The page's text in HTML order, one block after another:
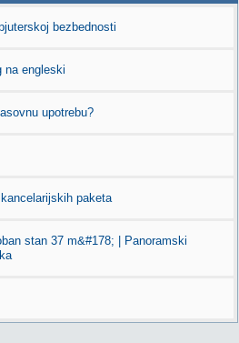
bezbednosti
na engleski
upotrebu?
paketa
stan 37 m&#178; | Panoramski